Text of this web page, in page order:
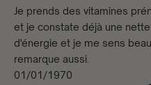
Je prends des vitamines
et je constate déjà une
d'énergie et je me sens
remarque aussi.
01/01/1970